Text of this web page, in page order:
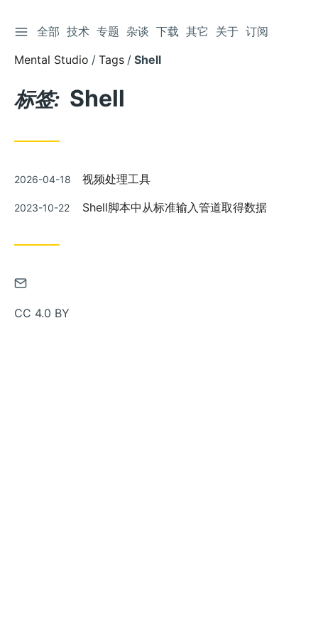
跳
到
章
切换侧边栏
全部 技术 专题 杂谈 下载 其它 关于 订阅
Mental Studio
Tags Shell
标签: Shell
发
2026-04-18 视频处理工具
发
2023-10-22 Shell脚本中从标准输入管道取得数据
通
邮
CC 4.0 BY